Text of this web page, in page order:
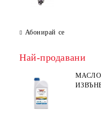
Абонирай се
Най-продавани
МАСЛО
30